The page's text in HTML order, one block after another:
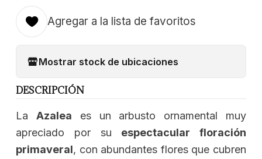
Agregar a la lista de favoritos
Mostrar stock de ubicaciones
DESCRIPCIÓN
La Azalea es un arbusto ornamental muy
apreciado por su espectacular floración
primaveral, con abundantes flores que cubren